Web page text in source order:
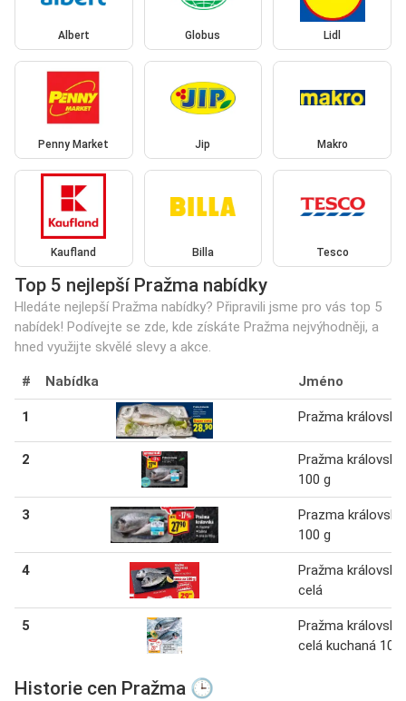
Albert Globus Lidl
Penny Market Jip Makro
Kaufland Billa Tesco
Top 5 nejlepší Pražma nabídky
Hledáte nejlepší Pražma nabídky? Připravili jsme pro vás top 5
nabídek! Podívejte se zde, kde získáte Pražma nejvýhodněji, a
hned využijte skvělé slevy a akce.
# Nabídka Jméno
1 Pražma královská
2
Pražma královská
100 g
3
Prazma královská
100 g
4
Pražma královská
celá
5
Pražma královská
celá kuchaná 100
Historie cen Pražma 🕒